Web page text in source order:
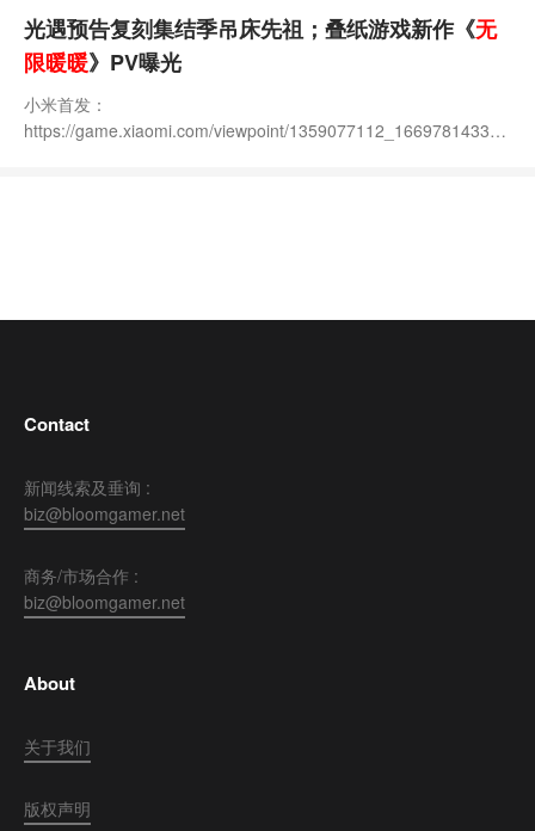
光遇预告复刻集结季吊床先祖；叠纸游戏新作《无
限暖暖》PV曝光
小米首发：
https://game.xiaomi.com/viewpoint/1359077112_166978143374
Contact
新闻线索及垂询 :
biz@bloomgamer.net
商务/市场合作 :
biz@bloomgamer.net
About
关于我们
版权声明